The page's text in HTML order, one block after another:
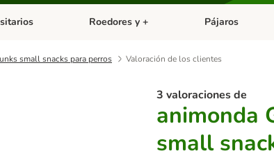
abierto: Dieta Vet.Menú de categoria abierto: Antiparasitarios
Roedores y + Menú de
Pájaros
small snacks para perros Valoración de los clientes
3 valoraciones de
animonda
small